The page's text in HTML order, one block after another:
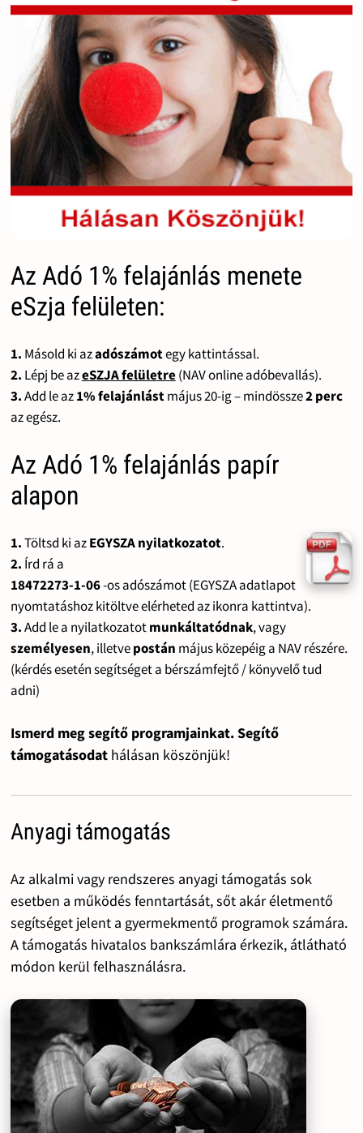
Az Adó 1% felajánlás menete
eSzja felületen:
1. Másold ki azadószámotegy kattintással.
2. Lépj be azeSZJA felületre(NAV online adóbevallás).
3.Add le az1% felajánlástmájus 20-ig – mindössze2 perc
az egész.
Az Adó 1% felajánlás papír
alapon
1.Töltsd ki azEGYSZA nyilatkozatot.
2. Írd rá a
18472273-1-06-os adószámot (EGYSZA adatlapot
nyomtatáshoz kitöltve elérheted az ikonra kattintva).
3.Add le a nyilatkozatotmunkáltatódnak, vagy
személyesen, illetvepostán május közepéig a NAV részére.
(kérdés esetén segítséget a bérszámfejtő / könyvelő tud
adni)
Ismerd meg segítő programjainkat. Segítő
támogatásodat hálásan köszönjük!
Anyagi támogatás
Az alkalmi vagy rendszeres anyagi támogatás sok
esetben a működés fenntartását, sőt akár életmentő
segítséget jelent a gyermekmentő programok számára.
A támogatás hivatalos bankszámlára érkezik, átlátható
módon kerül felhasználásra.